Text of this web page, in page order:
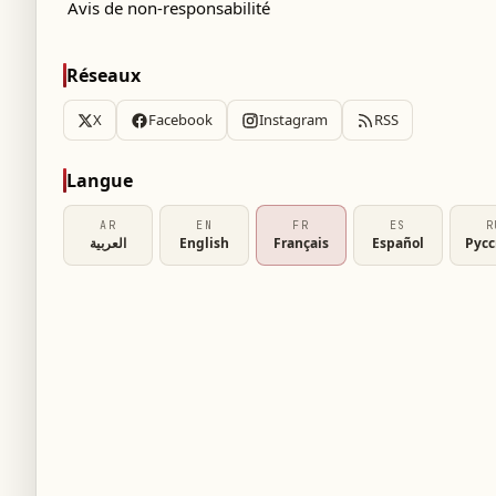
joie est en route, faisant référence à
Iman bint Abdullah et son mari Jamil.
Avis de non-responsabilité
Réseaux
X Facebook Instagram RSS
Langue
AR
العربية
EN
English
FR
Français
ES
Español